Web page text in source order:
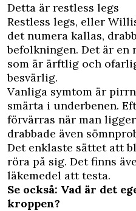
Detta är restless legs
Restless legs, eller
det numera kallas,
befolkningen. Det är
som är ärftlig och
besvärlig.
Vanliga symtom är
smärta i underbenen.
förvärras när man
drabbade även
Det enklaste sättet att
röra på sig. Det finns
läkemedel att testa.
Se också: Vad är det
kroppen?